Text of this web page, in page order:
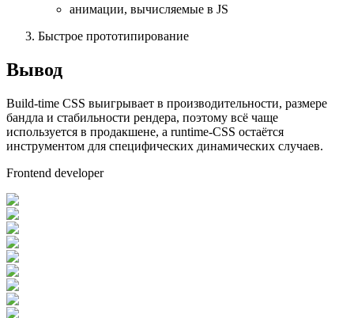
анимации, вычисляемые в JS
Быстрое прототипирование
Вывод
Build-time CSS выигрывает в производительности, размере
бандла и стабильности рендера, поэтому всё чаще
используется в продакшене, а runtime-CSS остаётся
инструментом для специфических динамических случаев.
Frontend developer